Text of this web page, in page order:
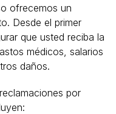
ofrecemos un
Desde el primer
que usted reciba la
médicos, salarios
daños.
por